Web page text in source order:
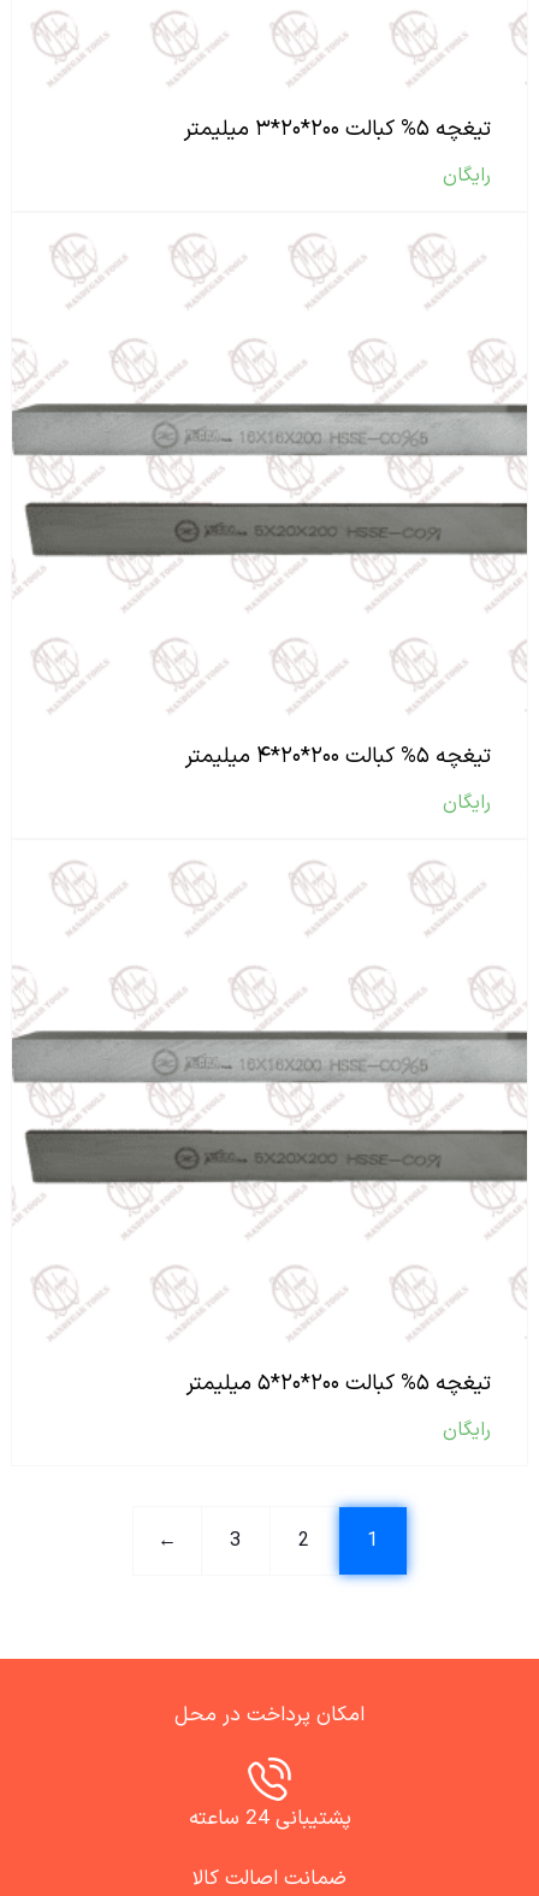
تیغچه ۵% کبالت ۲۰۰*۲۰*۳ میلیمتر
رایگان
تیغچه ۵% کبالت ۲۰۰*۲۰*۴ میلیمتر
رایگان
تیغچه ۵% کبالت ۲۰۰*۲۰*۵ میلیمتر
رایگان
1
2
3
←
امکان پرداخت در محل
پشتیبانی 24 ساعته
ضمانت اصالت کالا